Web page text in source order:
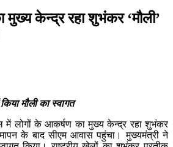
केन्द्र रहा शुभंकर ‘मौली’
मौली का स्वागत
में लोगों के आकर्षण का मुख्य केन्द्र रहा शुभंकर
के बाद सीएम आवास पहुंचा। मुख्यमंत्री ने